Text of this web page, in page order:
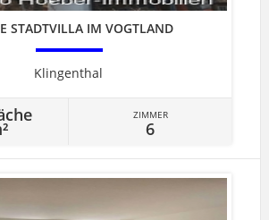
STADTVILLA IM VOGTLAND
Klingenthal
ZIMMER
6